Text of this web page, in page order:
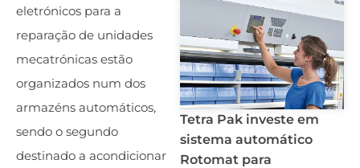
eletrónicos para a
reparação de unidades
mecatrónicas estão
organizados num dos
armazéns automáticos,
sendo o segundo
destinado a acondicionar
Tetra Pak investe em
sistema automático
Rotomat para